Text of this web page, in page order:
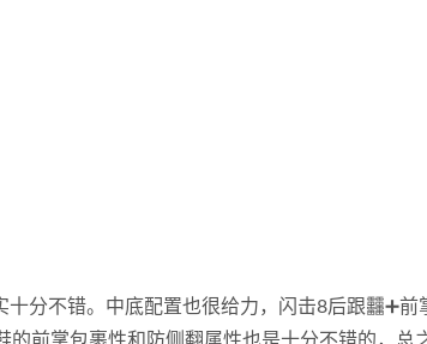
分不错。中底配置也很给力，闪击8后跟䨻➕